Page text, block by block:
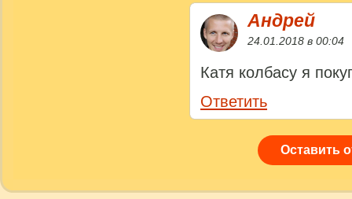
Андрей
24.01.2018 в 00:04
Катя колбасу я
Ответить
Оставить